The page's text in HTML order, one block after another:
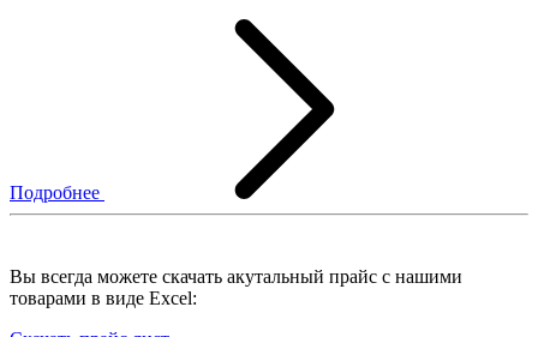
Подробнее
Вы всегда можете скачать акутальный прайс с нашими
товарами в виде Excel: